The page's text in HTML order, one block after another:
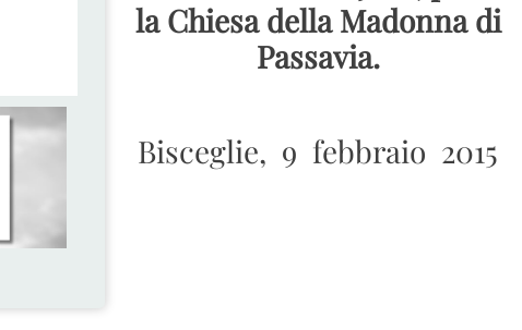
la Chiesa della Madonna di
Passavia.
Bisceglie, 9 febbraio 2015